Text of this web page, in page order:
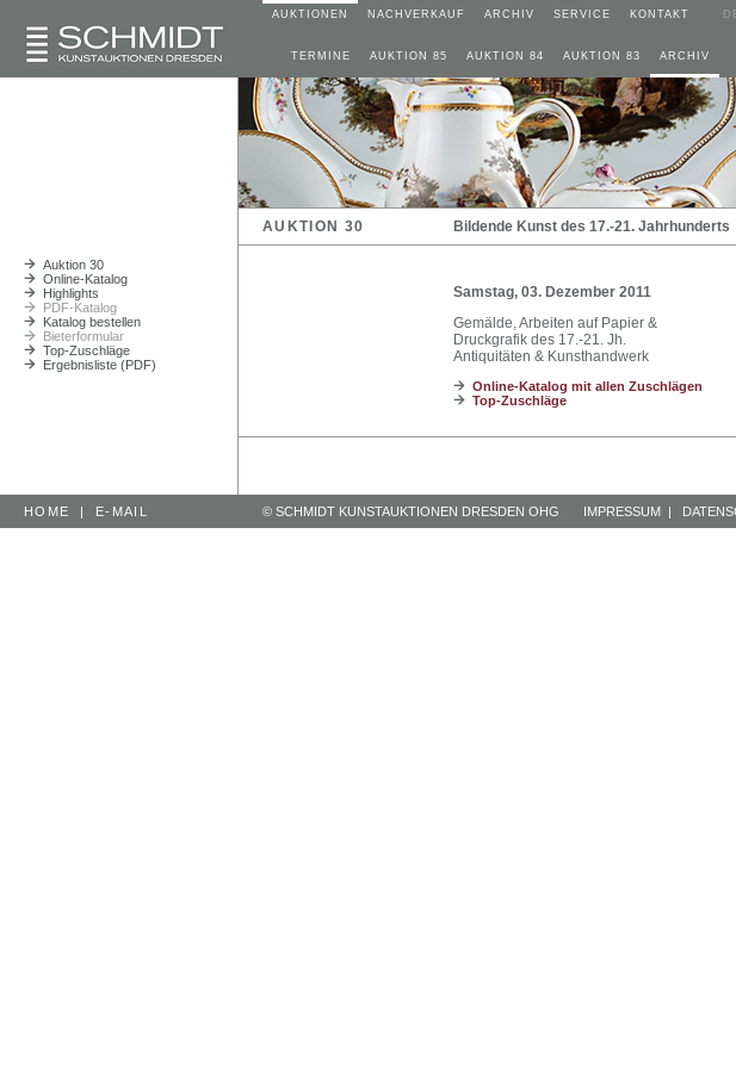
AUKTIONEN NACHVERKAUF ARCHIV SERVICE KONTAKT
TERMINE AUKTION 85 AUKTION 84 AUKTION 83 ARCHIV
AUKTION 30 Bildende Kunst des 17.-21. Jahrhunderts
Auktion 30
Online-Katalog
Highlights
PDF-Katalog
Katalog bestellen
Bieterformular
Top-Zuschläge
Ergebnisliste (PDF)
Samstag, 03. Dezember 2011
Gemälde, Arbeiten auf Papier &
Druckgrafik des 17.-21. Jh.
Antiquitäten & Kunsthandwerk
Online-Katalog mit allen Zuschlägen
Top-Zuschläge
HOME | E-MAIL © SCHMIDT KUNSTAUKTIONEN DRESDEN OHG IMPRESSUM |